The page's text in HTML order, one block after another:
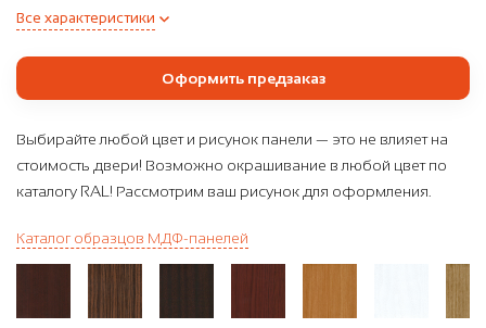
Все характеристики
Оформить предзаказ
Выбирайте любой цвет и рисунок панели — это не влияет на
стоимость двери! Возможно окрашивание в любой цвет по
каталогу RAL! Рассмотрим ваш рисунок для оформления.
Каталог образцов МДФ-панелей